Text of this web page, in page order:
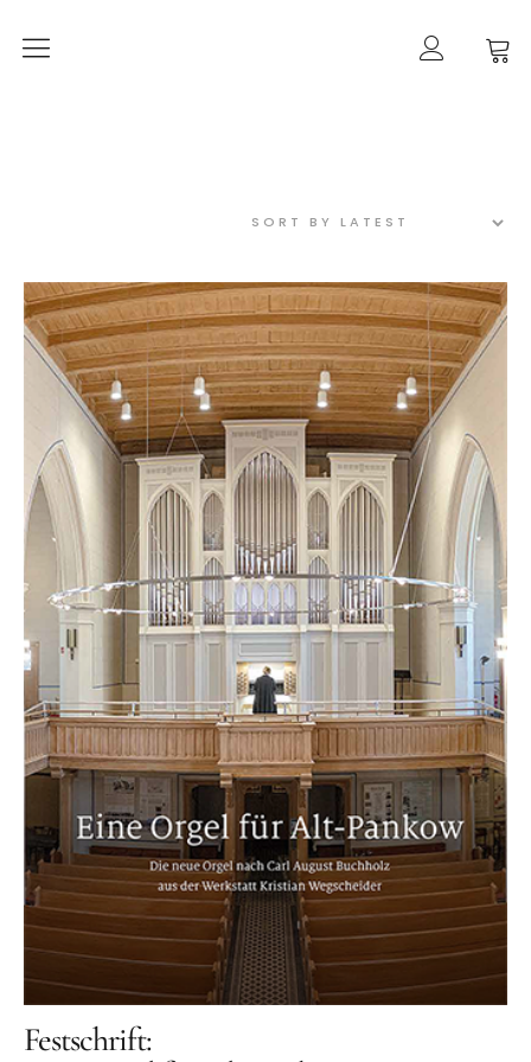
März 2021 –
der Orgeleinbau
April 2021 –
der Orgeleinbau
April 2021 –
die Intonation
Geschichte
Orgelbauer
Grußwort von Schirmherr
Wolfgang Thierse
2019 · LOTTO-Stiftung Berlin
Festschrift
Konzertarchiv
Orgelherbst 2025
Orgelherbst 2024
Orgelherbst 2023
Orgelherbst 2022
Orgelakademie 2022
Festschrift: